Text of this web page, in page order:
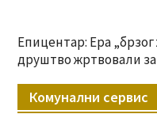
Епицентар: Ера
друштво жртвовали
Комунални сервис